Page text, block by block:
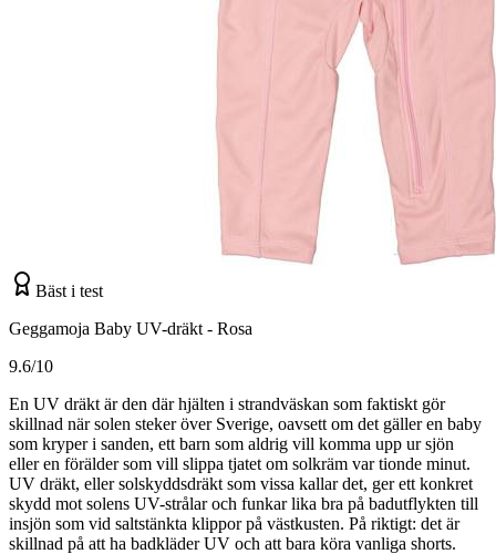
Bäst i test
Geggamoja Baby UV-dräkt - Rosa
9.6/10
En UV dräkt är den där hjälten i strandväskan som faktiskt gör
skillnad när solen steker över Sverige, oavsett om det gäller en baby
som kryper i sanden, ett barn som aldrig vill komma upp ur sjön
eller en förälder som vill slippa tjatet om solkräm var tionde minut.
UV dräkt, eller solskyddsdräkt som vissa kallar det, ger ett konkret
skydd mot solens UV-strålar och funkar lika bra på badutflykten till
insjön som vid saltstänkta klippor på västkusten. På riktigt: det är
skillnad på att ha badkläder UV och att bara köra vanliga shorts.